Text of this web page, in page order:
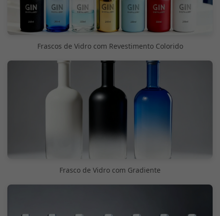
Frascos de Vidro com Revestimento Colorido
Frasco de Vidro com Gradiente